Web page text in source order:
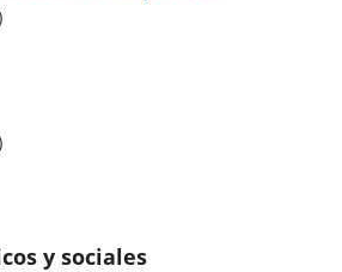
y sociales